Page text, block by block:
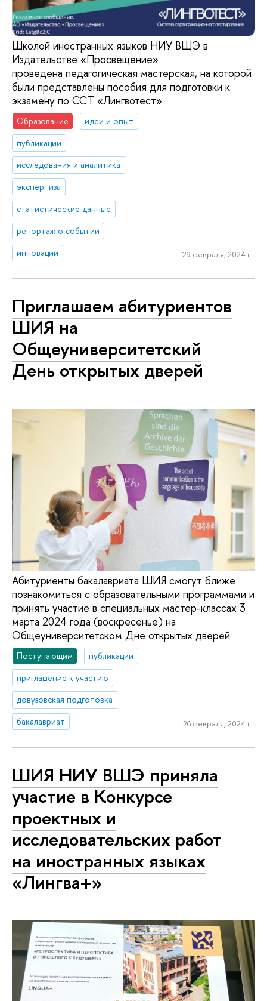
Школой иностранных языков НИУ ВШЭ в
Издательстве «Просвещение»
проведена педагогическая мастерская, на которой
были представлены пособия для подготовки к
экзамену по ССТ «Лингвотест»
Образование
идеи и опыт
публикации
исследования и аналитика
экспертиза
статистические данные
репортаж о событии
инновации
29 февраля, 2024 г.
Приглашаем абитуриентов
ШИЯ на
Общеуниверситетский
День открытых дверей
Абитуриенты бакалавриата ШИЯ смогут ближе
познакомиться с образовательными программами и
принять участие в специальных мастер-классах 3
марта 2024 года (воскресенье) на
Общеуниверситетском Дне открытых дверей
Поступающим
публикации
приглашение к участию
довузовская подготовка
бакалавриат
26 февраля, 2024 г.
ШИЯ НИУ ВШЭ приняла
участие в Конкурсе
проектных и
исследовательских работ
на иностранных языках
«Лингва+»